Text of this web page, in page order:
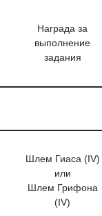
Награда за
выполнение
задания
Шлем Гиаса (IV)
или
Шлем Грифона
(IV)